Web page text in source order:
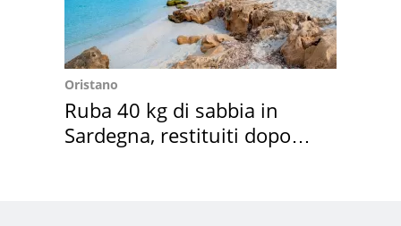
Oristano
Ruba 40 kg di sabbia in
Sardegna, restituiti dopo